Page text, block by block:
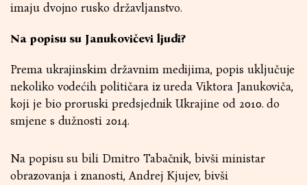
imaju dvojno rusko državljanstvo.
Na popisu su Janukovičevi ljudi?
Prema ukrajinskim državnim medijima, popis uključuje
nekoliko vodećih političara iz ureda Viktora Janukoviča,
koji je bio proruski predsjednik Ukrajine od 2010. do
smjene s dužnosti 2014.
Na popisu su bili Dmitro Tabačnik, bivši ministar
obrazovanja i znanosti, Andrej Kjujev, bivši